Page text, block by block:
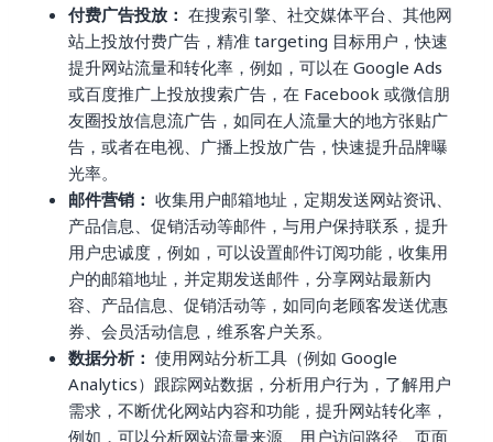
付费广告投放： 在搜索引擎、社交媒体平台、其他网
站上投放付费广告，精准 targeting 目标用户，快速
提升网站流量和转化率，例如，可以在 Google Ads
或百度推广上投放搜索广告，在 Facebook 或微信朋
友圈投放信息流广告，如同在人流量大的地方张贴广
告，或者在电视、广播上投放广告，快速提升品牌曝
光率。
邮件营销： 收集用户邮箱地址，定期发送网站资讯、
产品信息、促销活动等邮件，与用户保持联系，提升
用户忠诚度，例如，可以设置邮件订阅功能，收集用
户的邮箱地址，并定期发送邮件，分享网站最新内
容、产品信息、促销活动等，如同向老顾客发送优惠
券、会员活动信息，维系客户关系。
数据分析： 使用网站分析工具（例如 Google
Analytics）跟踪网站数据，分析用户行为，了解用户
需求，不断优化网站内容和功能，提升网站转化率，
例如，可以分析网站流量来源、用户访问路径、页面